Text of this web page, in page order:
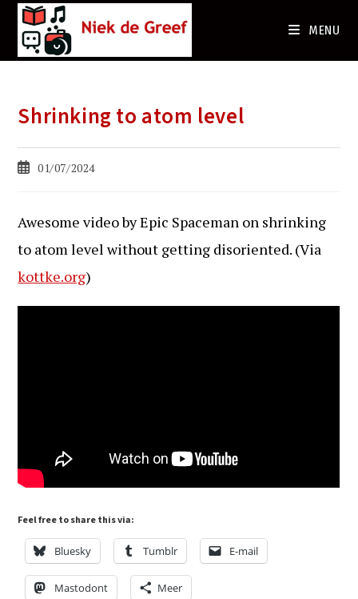
MENU
Shrinking to atom level
Bericht01/07/2024
Awesome video by Epic Spaceman on shrinking
to atom level without getting disoriented. (Via
kottke.org)
Feel free to share this via:
Bluesky Tumblr E-mail
Mastodont Meer